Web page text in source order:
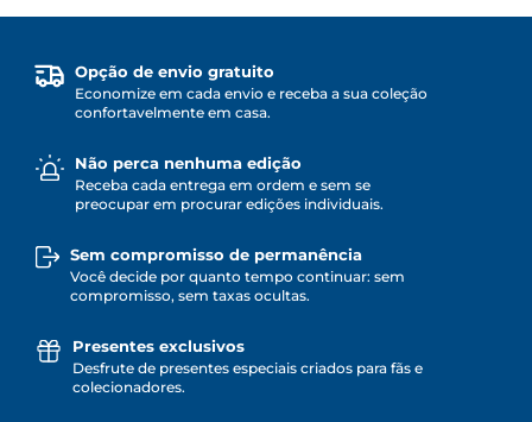
Opção de envio gratuito
Economize em cada envio e receba a sua coleção
confortavelmente em casa.
Não perca nenhuma edição
Receba cada entrega em ordem e sem se
preocupar em procurar edições individuais.
Sem compromisso de permanência
Você decide por quanto tempo continuar: sem
compromisso, sem taxas ocultas.
Presentes exclusivos
Desfrute de presentes especiais criados para fãs e
colecionadores.